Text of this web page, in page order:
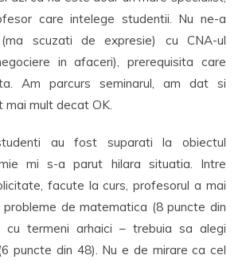
care intelege studentii. Nu ne-a
scuzati de expresie) cu CNA-ul
in afaceri), prerequisita care
Am parcurs seminarul, am dat si
mai mult decat OK.
au fost suparati la obiectul
mi s-a parut hilara situatia. Intre
facute la curs, profesorul a mai
de matematica (8 puncte din
termeni arhaici – trebuia sa alegi
puncte din 48). Nu e de mirare ca cel